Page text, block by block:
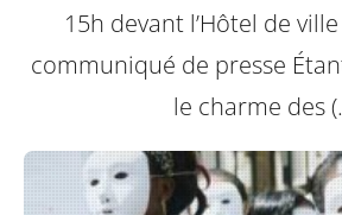
15h devant l’Hôtel de ville
communiqué de presse
le charme des